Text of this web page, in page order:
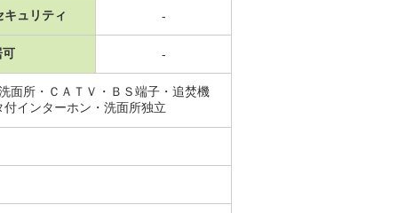
キュリティ -
可 -
面所・ＣＡＴＶ・ＢＳ端子・追焚機
インターホン・洗面所独立